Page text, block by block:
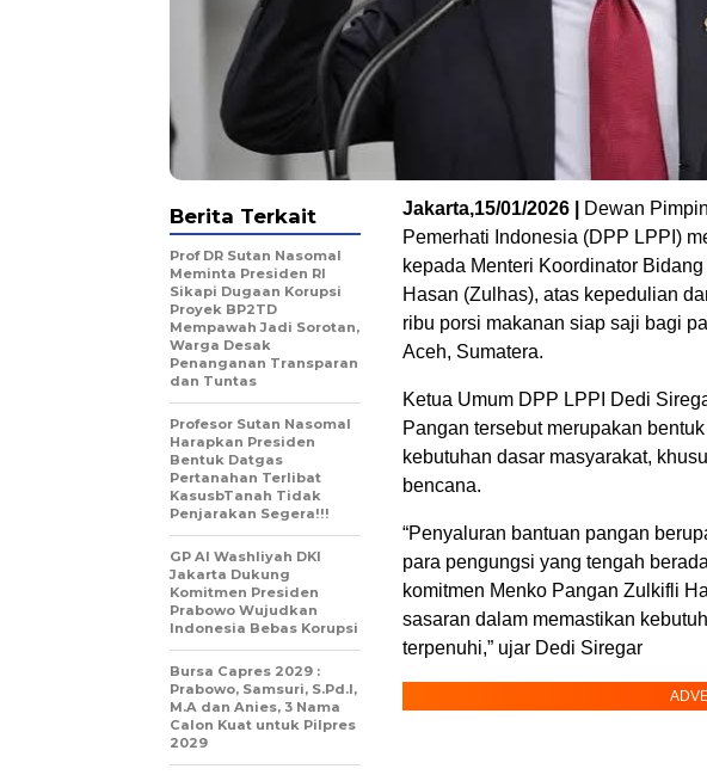
Jakarta,15/01/2026 |
Dewan
Pemerhati Indonesia (DPP LPPI)
kepada Menteri Koordinator
Hasan (Zulhas), atas kepedulian
ribu porsi makanan siap saji bagi
Aceh, Sumatera.
Ketua Umum DPP LPPI Dedi
Pangan tersebut merupakan
kebutuhan dasar masyarakat,
bencana.
“Penyaluran bantuan pangan
para pengungsi yang tengah
komitmen Menko Pangan Zulkifli
sasaran dalam memastikan
terpenuhi,” ujar Dedi Siregar
Berita Terkait
Prof DR Sutan Nasomal
Meminta Presiden RI
Sikapi Dugaan Korupsi
Proyek BP2TD
Mempawah Jadi Sorotan,
Warga Desak
Penanganan Transparan
dan Tuntas
Profesor Sutan Nasomal
Harapkan Presiden
Bentuk Datgas
Pertanahan Terlibat
KasusbTanah Tidak
Penjarakan Segera!!!
GP Al Washliyah DKI
Jakarta Dukung
Komitmen Presiden
Prabowo Wujudkan
Indonesia Bebas Korupsi
Bursa Capres 2029 :
Prabowo, Samsuri, S.Pd.I,
M.A dan Anies, 3 Nama
Calon Kuat untuk Pilpres
2029